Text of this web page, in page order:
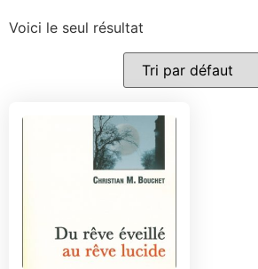
Voici le seul résultat